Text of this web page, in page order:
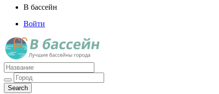
В бассейн
Войти
Лучшие бассейны города